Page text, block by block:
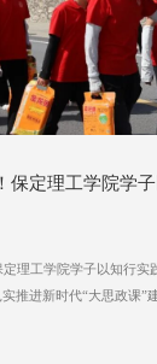
保定理工学院学
理工学院学子以知行实
推进新时代“大思政课”